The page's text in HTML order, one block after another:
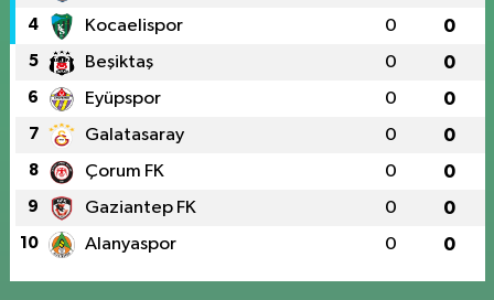
4 Kocaelispor 0 0
5 Beşiktaş 0 0
6 Eyüpspor 0 0
7 Galatasaray 0 0
8 Çorum FK 0 0
9 Gaziantep FK 0 0
10 Alanyaspor 0 0